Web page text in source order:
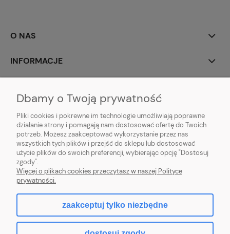
O NAS
INFORMACJE
POMOC
Hurtownia kosmetyczna Zby-Mal | ul. Mościckiego 14; 66-400 Gorzów
Wlkp. | NIP: 5992806699 | Tel.698 35 12 13|zby-mal@wp.pl
Dbamy o Twoją prywatność
Pliki cookies i pokrewne im technologie umożliwiają poprawne
działanie strony i pomagają nam dostosować ofertę do Twoich
potrzeb. Możesz zaakceptować wykorzystanie przez nas
wszystkich tych plików i przejść do sklepu lub dostosować
użycie plików do swoich preferencji, wybierając opcję "Dostosuj
zgody".
Więcej o plikach cookies przeczytasz w naszej Polityce
prywatności.
zaakceptuj tylko niezbędne